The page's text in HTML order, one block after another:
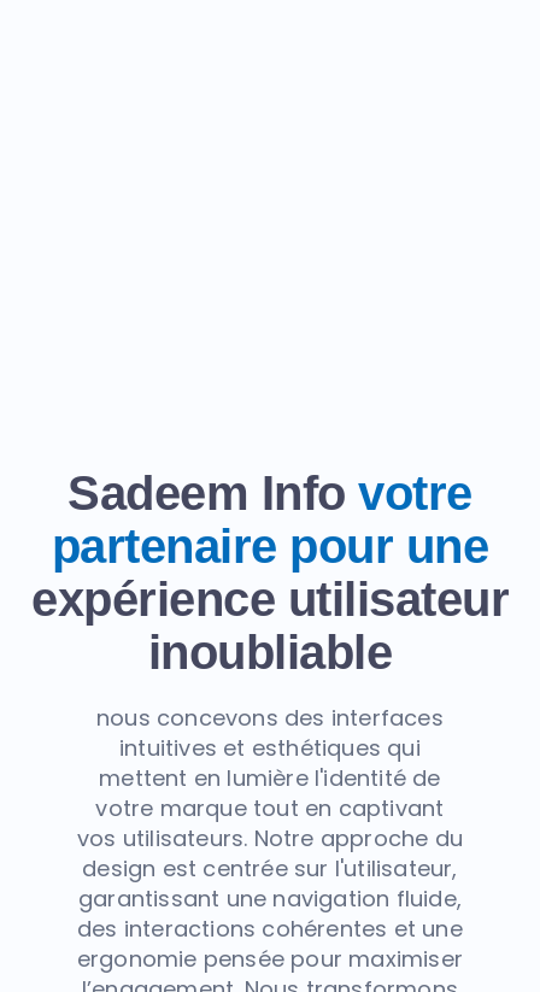
Sadeem Infovotre
partenaire pour une
expérience utilisateur
inoubliable
nous concevons des interfaces
intuitives et esthétiques qui
mettent en lumière l'identité de
votre marque tout en captivant
vos utilisateurs. Notre approche du
design est centrée sur l'utilisateur,
garantissant une navigation fluide,
des interactions cohérentes et une
ergonomie pensée pour maximiser